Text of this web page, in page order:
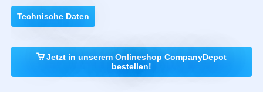
Technische Daten
Jetzt in unserem Onlineshop CompanyDepot
bestellen!